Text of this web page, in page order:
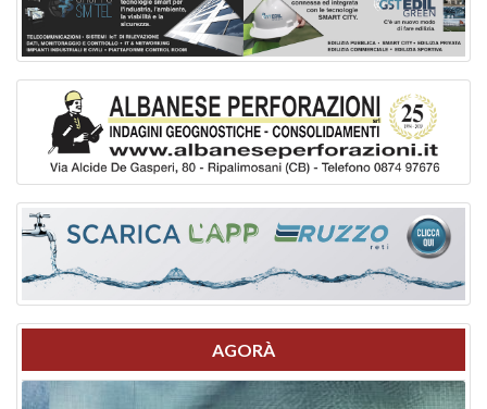
AGORÀ